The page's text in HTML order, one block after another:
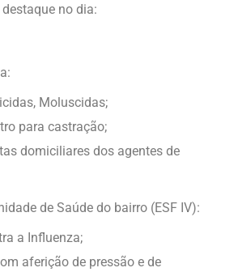
no dia:
Moluscidas;
para castração;
domiciliares dos agentes de
de Saúde do bairro (ESF IV):
a Influenza;
aferição de pressão e de